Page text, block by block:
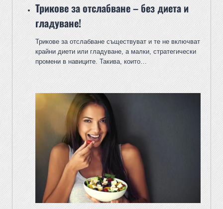
Трикове за отслабване – без диета и
гладуване!
Трикове за отслабване съществуват и те не включват
крайни диети или гладуване, а малки, стратегически
промени в навиците. Такива, които…